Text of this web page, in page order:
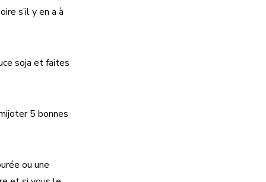
s’il y en a à
soja et faites
5 bonnes
ou une